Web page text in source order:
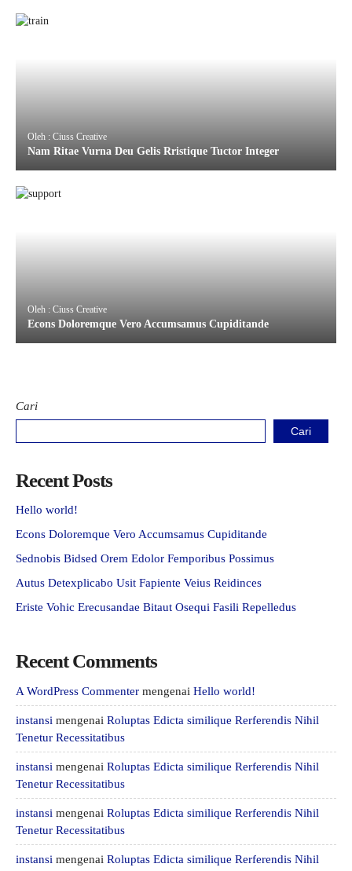
Oleh : Ciuss Creative
Nam Ritae Vurna Deu Gelis Rristique Tuctor Integer
Oleh : Ciuss Creative
Econs Doloremque Vero Accumsamus Cupiditande
Cari
Cari
Recent Posts
Hello world!
Econs Doloremque Vero Accumsamus Cupiditande
Sednobis Bidsed Orem Edolor Femporibus Possimus
Autus Detexplicabo Usit Fapiente Veius Reidinces
Eriste Vohic Erecusandae Bitaut Osequi Fasili Repelledus
Recent Comments
A WordPress Commenter mengenai Hello world!
instansi mengenai Roluptas Edicta similique Rerferendis Nihil
Tenetur Recessitatibus
instansi mengenai Roluptas Edicta similique Rerferendis Nihil
Tenetur Recessitatibus
instansi mengenai Roluptas Edicta similique Rerferendis Nihil
Tenetur Recessitatibus
instansi mengenai Roluptas Edicta similique Rerferendis Nihil